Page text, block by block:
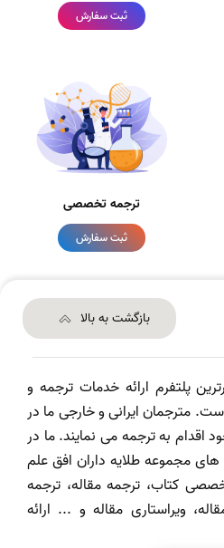
ثبت سفارش
ترجمه تخصصی
ثبت سفارش
بازگشت به بالا
پلتفرم ارائه خدمات ترجمه و
مترجمان ایرانی و خارجی ما در
به ترجمه می نمایند. ما در
های مجموعه طلایه داران افق علم
کتاب، ترجمه مقاله، ترجمه
ویراستاری مقاله و ... ارائه